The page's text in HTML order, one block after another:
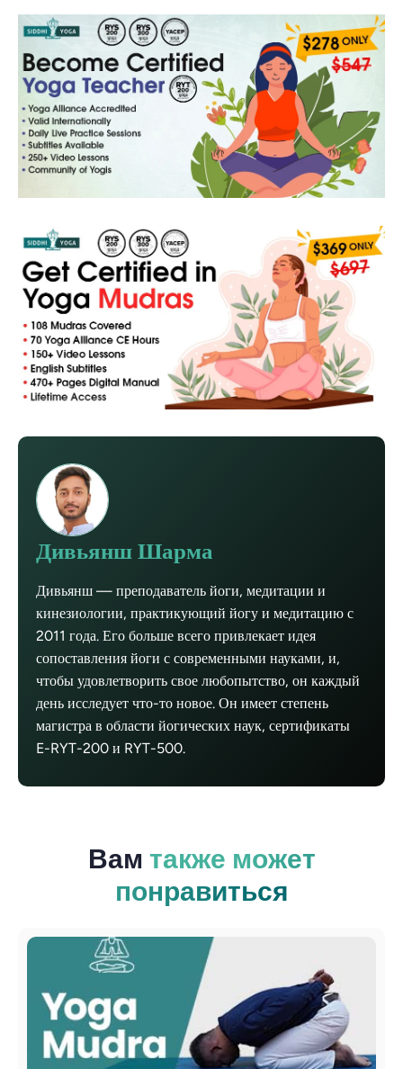
Дивьянш Шарма
Дивьянш — преподаватель йоги, медитации и
кинезиологии, практикующий йогу и медитацию с
2011 года. Его больше всего привлекает идея
сопоставления йоги с современными науками, и,
чтобы удовлетворить свое любопытство, он каждый
день исследует что-то новое. Он имеет степень
магистра в области йогических наук, сертификаты
E-RYT-200 и RYT-500.
Вам также может
понравиться